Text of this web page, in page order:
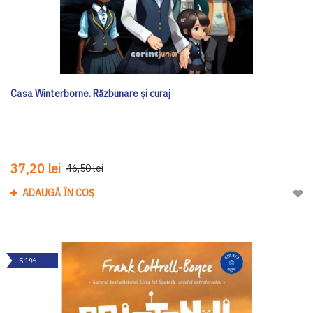
Casa Winterborne. Răzbunare și curaj
37,20 lei 46,50 lei
ADAUGĂ ÎN COȘ
-51%